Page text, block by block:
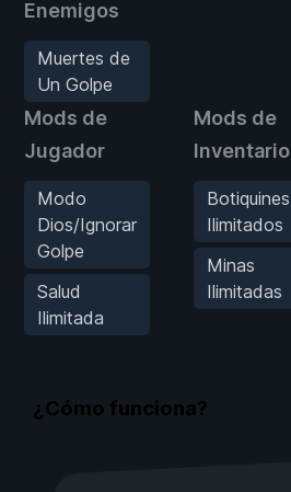
Enemigos
Muertes de
Un Golpe
Mods de
Jugador
Modo
Dios/Ignorar
Golpe
Salud
Ilimitada
Mods de
Inventario
Botiquines
Ilimitados
Minas
Ilimitadas
¿Cómo funciona?